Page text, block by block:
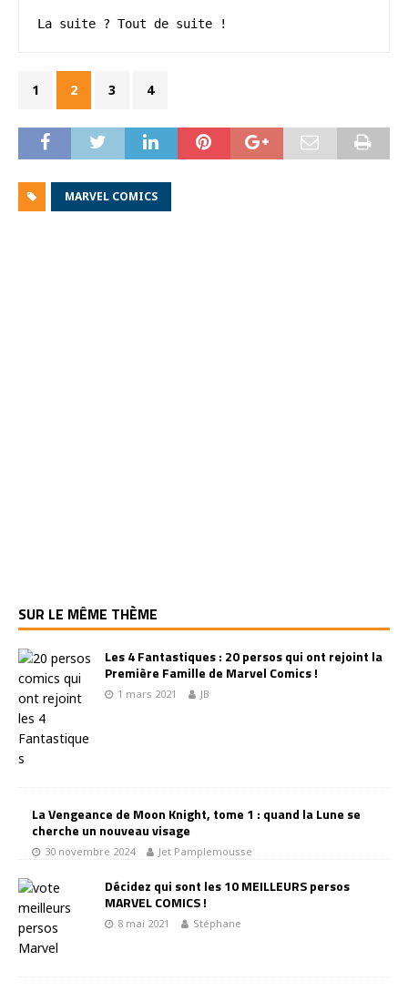
La suite ? Tout de suite !
1 2 3 4
MARVEL COMICS
SUR LE MÊME THÈME
Les 4 Fantastiques : 20 persos qui ont rejoint la
Première Famille de Marvel Comics !
1 mars 2021 JB
La Vengeance de Moon Knight, tome 1 : quand la Lune se
cherche un nouveau visage
30 novembre 2024 Jet Pamplemousse
Décidez qui sont les 10 MEILLEURS persos
MARVEL COMICS !
8 mai 2021 Stéphane